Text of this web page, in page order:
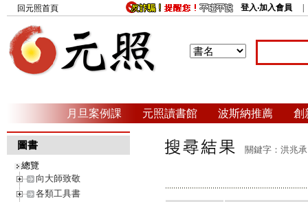
回元照首頁 登入‧加入會員
月旦案例課 元照讀書館 波斯納推薦 創
圖書
總覽
向大師致敬
各類工具書
關鍵字：洪兆